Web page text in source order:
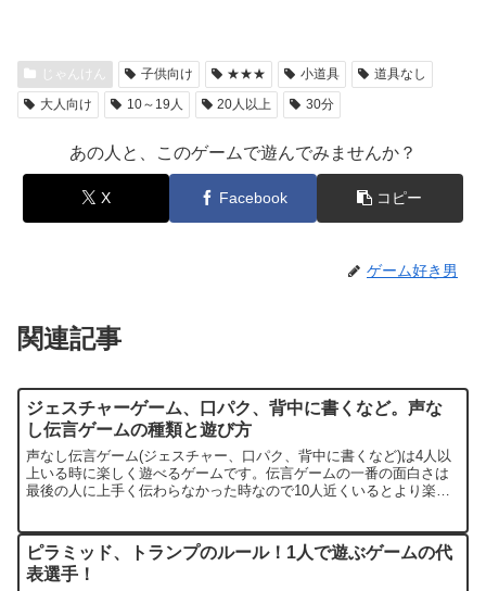
じゃんけん 子供向け ★★★ 小道具
道具なし
大人向け
10～19人 20人以上 30分
あの人と、このゲームで遊んでみませんか？
X Facebook コピー
ゲーム好き男
関連記事
ジェスチャーゲーム、口パク、背中に書くなど。声な
し伝言ゲームの種類と遊び方
声なし伝言ゲーム(ジェスチャー、口パク、背中に書くなど)は4人以
上いる時に楽しく遊べるゲームです。伝言ゲームの一番の面白さは
最後の人に上手く伝わらなかった時なので10人近くいるとより楽し
ピラミッド、トランプのルール！1人で遊ぶゲームの代
表選手！